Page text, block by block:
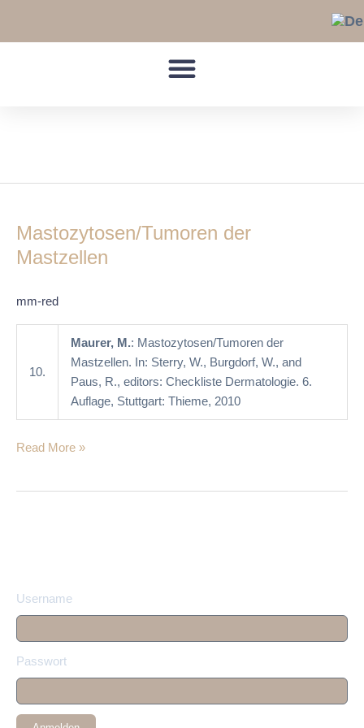
Mastozytosen/Tumoren der
Mastzellen
mm-red
10.
Maurer, M.: Mastozytosen/Tumoren der
Mastzellen. In: Sterry, W., Burgdorf, W., and
Paus, R., editors: Checkliste Dermatologie. 6.
Auflage, Stuttgart: Thieme, 2010
Mastzellen
Read More »
Username
Passwort